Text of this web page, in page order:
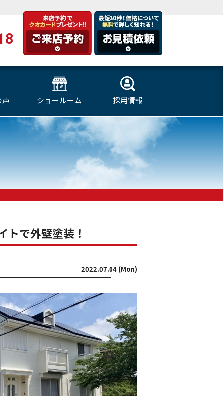
声 ショールーム 採用情報
トで外壁塗装！
2022.07.04 (Mon)